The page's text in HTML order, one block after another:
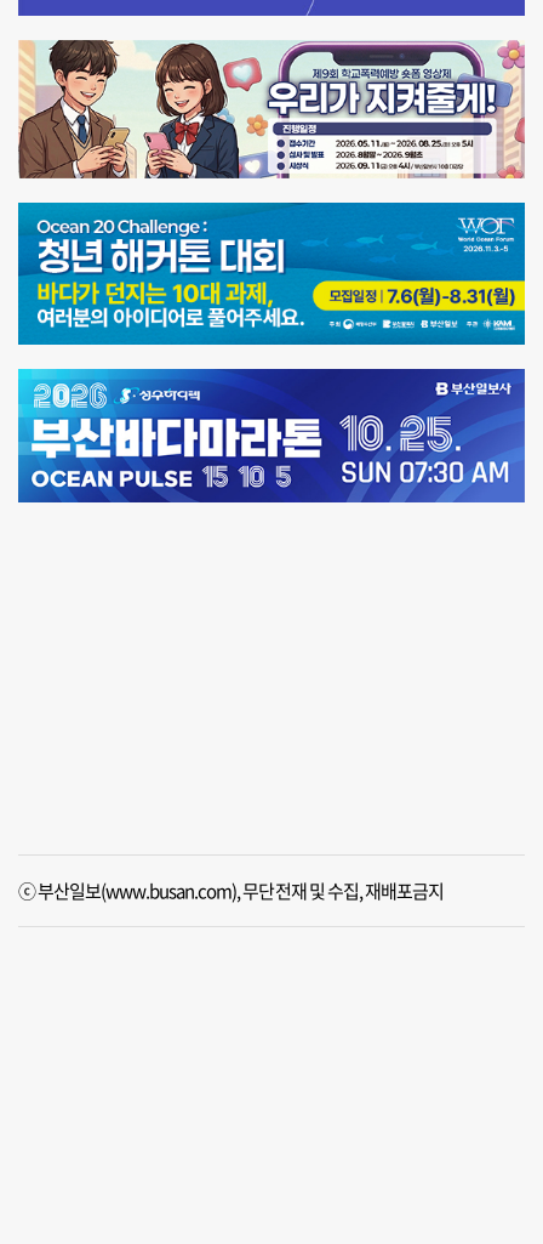
ⓒ 부산일보(www.busan.com), 무단전재 및 수집, 재배포금지